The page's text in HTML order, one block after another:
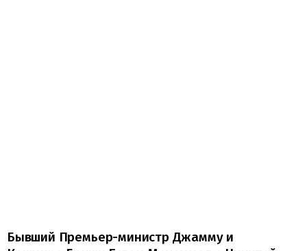
Бывший Премьер-министр Джамму и